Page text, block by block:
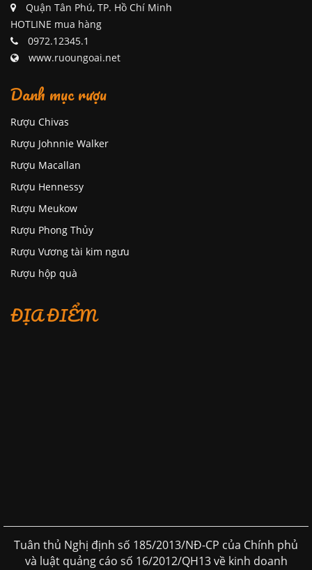
Quận Tân Phú, TP. Hồ Chí Minh
HOTLINE mua hàng
0972.12345.1
www.ruoungoai.net
Danh mục rượu
Rượu Chivas
Rượu Johnnie Walker
Rượu Macallan
Rượu Hennessy
Rượu Meukow
Rượu Phong Thủy
Rượu Vương tài kim ngưu
Rượu hộp quà
ĐỊA ĐIỂM
Tuân thủ Nghị định số 185/2013/NĐ-CP của Chính phủ
và luật quảng cáo số 16/2012/QH13 về kinh doanh